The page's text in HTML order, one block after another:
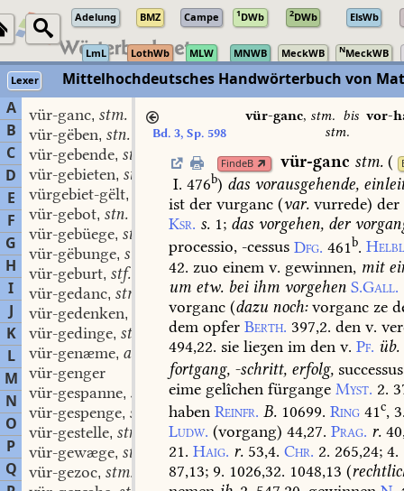
Adelung BMZ Campe 1DWb 2DWb ElsWb
LmL LothWb MLW MNWB MeckWB NMeckWB
Lexer
Mittelhochdeutsches Handwörterbuch von
A
B
C
D
E
F
G
H
I
J
K
L
M
N
O
P
Q
vür-ganc, stm.
vür-gëben, stn.
vür-gebende, stn.
vür-gebieten, stn.
vürgebiet-gëlt,
vür-gebot, stn.
vür-gebüege, stn.
vür-gëbunge, stf.
vür-geburt, stf.
vür-gedanc, stm.
vür-gedenken,
vür-gedinge, stn.
vür-genæme, adj.
vür-genger
vür-gespanne, stn.
vür-gespenge, stn.
vür-gestelle, stn.
vür-gewæge, stn.
vür-gezoc, stm.
Bd. 3, Sp. 598
vür-ganc, stm. bis vor-
stm.
FindeB vür-ganc stm. (
I. 476b) das vorausgehende,
ist der vurganc (var. vurrede) der
Ksr. s. 1; das vorgehen, der
processio, -cessus Dfg. 461b.
42. zuo einem v. gewinnen, mit
um etw. beiihm vorgehen S.Gall.
vorganc (dazu noch: vorganc ze
dem opfer Berth. 397,2. den v.
494,22. sie lieʒen im den v. Pf. üb.
fortgang, -schritt, erfolg, successus
eime gelîchen fürgange Myst. 2.
haben Reinfr. B. 10699. Ring 41c,
Ludw. (vorgang) 44,27. Prag. r.
21. Haig. r. 53,4. Chr. 2. 265,24; 4.
87,13; 9. 1026,32. 1048,13 (